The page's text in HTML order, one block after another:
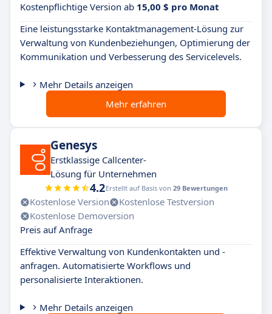
Kostenpflichtige Version ab 15,00 $ pro Monat
Eine leistungsstarke Kontaktmanagement-Lösung zur
Verwaltung von Kundenbeziehungen, Optimierung der
Kommunikation und Verbesserung des Servicelevels.
Mehr Details anzeigen
Mehr erfahren
Genesys
Erstklassige Callcenter-
Lösung für Unternehmen
4.2Erstellt auf Basis von 29 Bewertungen
Kostenlose Version
Kostenlose Testversion
Kostenlose Demoversion
Preis auf Anfrage
Effektive Verwaltung von Kundenkontakten und -
anfragen. Automatisierte Workflows und
personalisierte Interaktionen.
Mehr Details anzeigen